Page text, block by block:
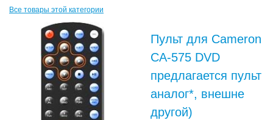
Все товары этой категории
Пульт для Cameron
CA-575 DVD
предлагается пульт
аналог*, внешне
другой)